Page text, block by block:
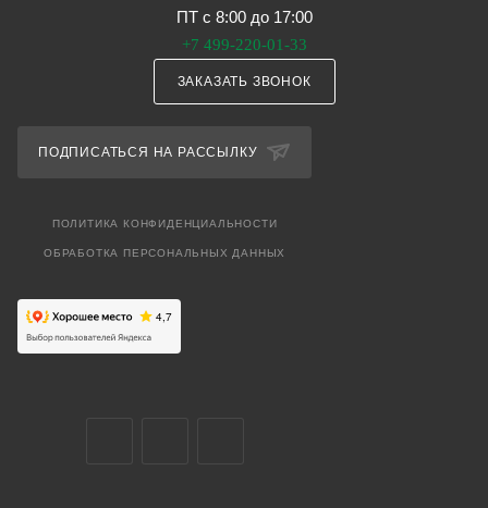
ПТ с 8:00 до 17:00
+7 499-220-01-33
ЗАКАЗАТЬ ЗВОНОК
ПОДПИСАТЬСЯ НА РАССЫЛКУ
ПОЛИТИКА КОНФИДЕНЦИАЛЬНОСТИ
ОБРАБОТКА ПЕРСОНАЛЬНЫХ ДАННЫХ